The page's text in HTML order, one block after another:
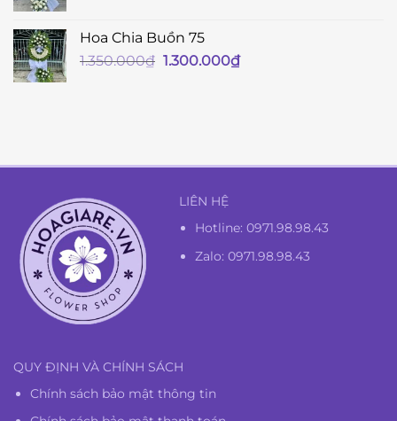
Hoa Chia Buồn 75
1.350.000₫ Giá
1.300.000₫Giá
LIÊN HỆ
Hotline:0971.98.98.43
Zalo: 0971.98.98.43
QUY ĐỊNH VÀ CHÍNH SÁCH
Chính sách bảo mật thông tin